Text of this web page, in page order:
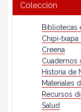
Colección
Bibliotecas
Chipi-txapa
Creena
Cuadernos
Historia de
Materiales
Recursos
Salud